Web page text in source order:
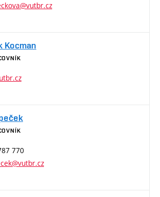
Kocman
770